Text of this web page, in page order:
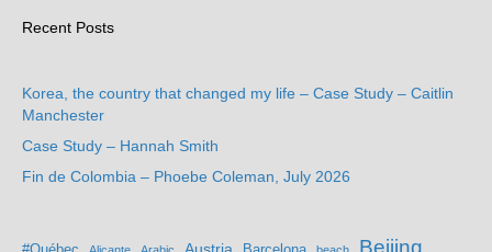
Recent Posts
Korea, the country that changed my life – Case Study – Caitlin
Manchester
Case Study – Hannah Smith
Fin de Colombia – Phoebe Coleman, July 2026
Beijing